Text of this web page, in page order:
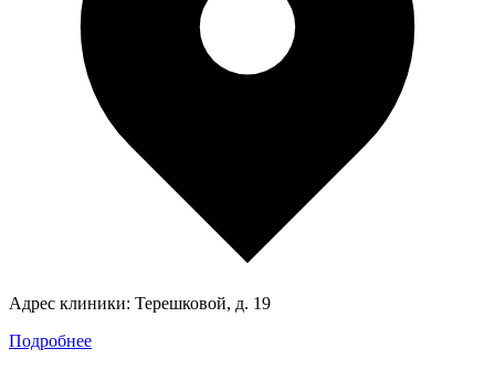
Адрес клиники: Терешковой, д. 19
Подробнее